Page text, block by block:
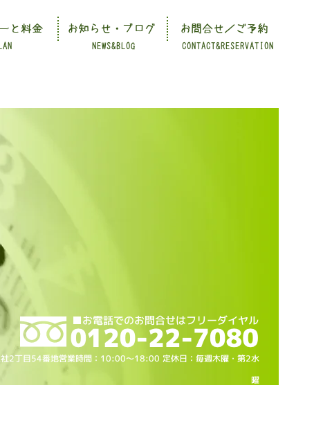
CONTACT&RESERVATION
NEWS&BLOG
と料金 お知らせ・ブログ お問合せ／ご予約
2丁目54番地営業時間：10:00～18:00 定休日：毎週木曜・第2水
曜